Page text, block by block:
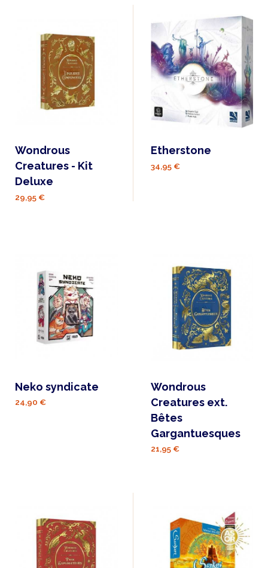
Wondrous
Creatures - Kit
Deluxe
29,95 €
Etherstone
34,95 €
Neko syndicate
24,90 €
Wondrous
Creatures ext.
Bêtes
Gargantuesques
21,95 €